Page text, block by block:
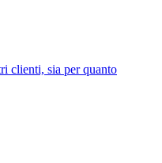
clienti, sia per quanto